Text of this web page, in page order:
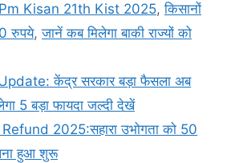
Pm Kisan 21th Kist 2025,किसानों
रुपये,जानें कब मिलेगा बाकी राज्यों को
केंद्र सरकार बड़ा फैसला अब
5 बड़ा फायदा जल्दी देखें
2025:सहारा उभोगता को 50
हुआ शुरू